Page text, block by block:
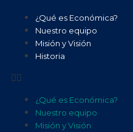
¿Qué es Económica?
Nuestro equipo
Misión y Visión
Historia
¿Qué es Económica?
Nuestro equipo
Misión y Visión